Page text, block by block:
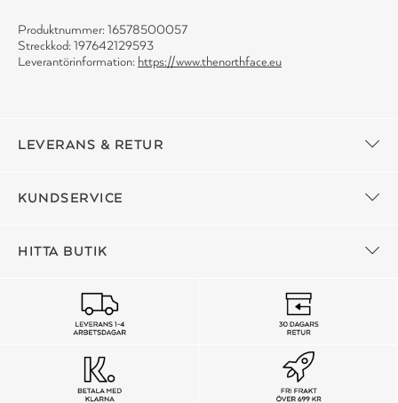
Produktnummer: 16578500057
Streckkod: 197642129593
Leverantörinformation: https://www.thenorthface.eu
LEVERANS & RETUR
KUNDSERVICE
HITTA BUTIK